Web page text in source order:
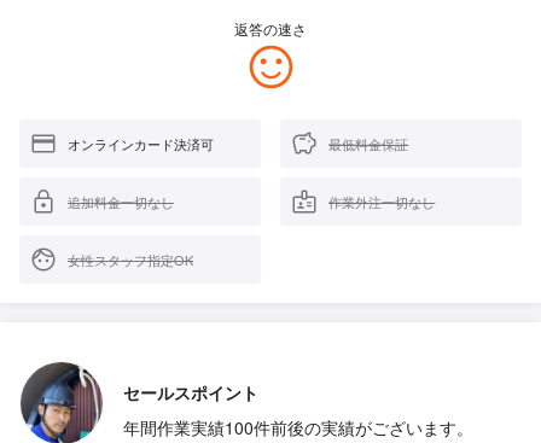
返答の速さ
オンラインカード決済可 最低料金保証
追加料金一切なし 作業外注一切なし
女性スタッフ指定OK
セールスポイント
年間作業実績100件前後の実績がございます。